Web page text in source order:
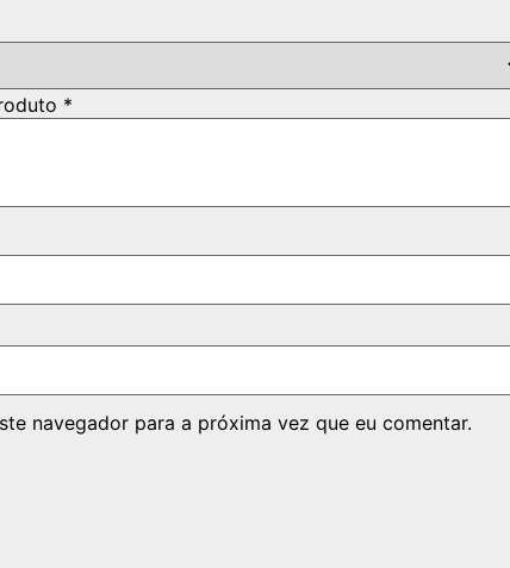
*
navegador para a próxima vez que eu comentar.